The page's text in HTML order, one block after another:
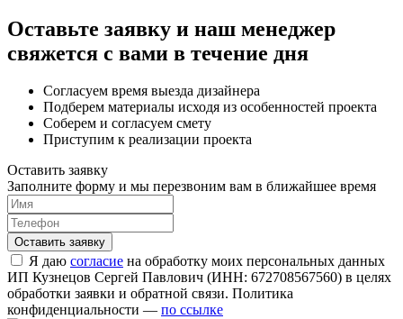
Оставьте заявку и наш менеджер
свяжется с вами в течение дня
Согласуем время выезда дизайнера
Подберем материалы исходя из особенностей проекта
Соберем и согласуем смету
Приступим к реализации проекта
Оставить заявку
Заполните форму и мы перезвоним вам в ближайшее время
Я даю согласие на обработку моих персональных данных
ИП Кузнецов Сергей Павлович (ИНН: 672708567560) в целях
обработки заявки и обратной связи. Политика
конфиденциальности — по ссылке